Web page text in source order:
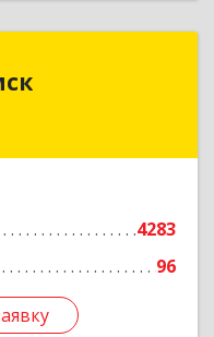
4283
96
г, Кирова пр-кт,